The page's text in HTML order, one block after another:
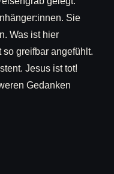
Sie
Was ist hier
greifbar angefühlt.
Jesus ist tot!
Gedanken